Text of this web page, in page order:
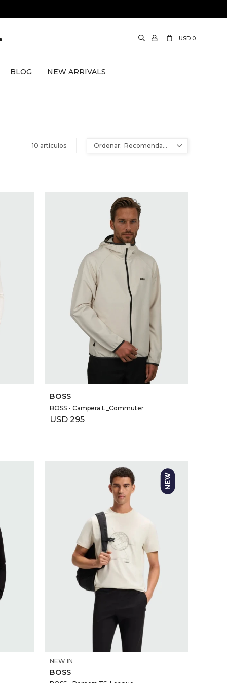
BLOG NEW ARRIVALS
USD 0
10 artículos Recomendados
SELECCIONAR TALLE
BOSS
BOSS - Campera L_Commuter
USD 295
SELECCIONAR TALLE
NEW IN
BOSS